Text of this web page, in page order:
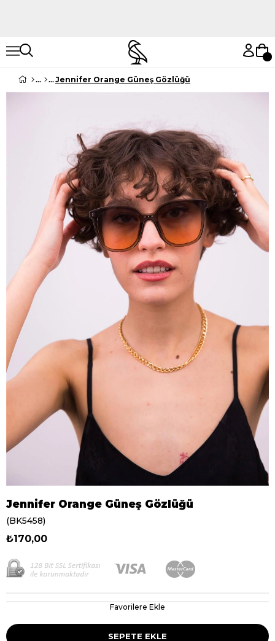
Jennifer Orange Güneş Gözlüğü
Jennifer Orange Güneş Gözlüğü
(BK5458)
₺170,00
Favorilere Ekle